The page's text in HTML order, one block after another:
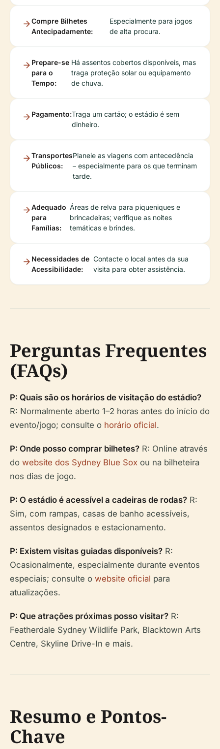
Compre Bilhetes
Antecipadamente:
Especialmente para jogos
de alta procura.
Prepare-se
para o
Tempo:
Há assentos cobertos disponíveis, mas
traga proteção solar ou equipamento
de chuva.
Pagamento:Traga um cartão; o estádio é sem
dinheiro.
Transportes
Públicos:
Planeie as viagens com antecedência
– especialmente para os que terminam
tarde.
Adequado
para
Famílias:
Áreas de relva para piqueniques e
brincadeiras; verifique as noites
temáticas e brindes.
Necessidades de
Acessibilidade:
Contacte o local antes da sua
visita para obter assistência.
Perguntas Frequentes
(FAQs)
P: Quais são os horários de visitação do estádio?
R: Normalmente aberto 1–2 horas antes do início do
evento/jogo; consulte o horário oficial.
P: Onde posso comprar bilhetes? R: Online através
do website dos Sydney Blue Sox ou na bilheteira
nos dias de jogo.
P: O estádio é acessível a cadeiras de rodas? R:
Sim, com rampas, casas de banho acessíveis,
assentos designados e estacionamento.
P: Existem visitas guiadas disponíveis? R:
Ocasionalmente, especialmente durante eventos
especiais; consulte o website oficial para
atualizações.
P: Que atrações próximas posso visitar? R:
Featherdale Sydney Wildlife Park, Blacktown Arts
Centre, Skyline Drive-In e mais.
Resumo e Pontos-
Chave